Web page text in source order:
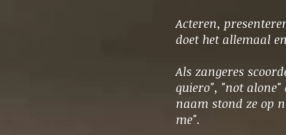
Acteren,
doet het allemaal
Als zangeres
quiero", "not
naam stond ze op
me".